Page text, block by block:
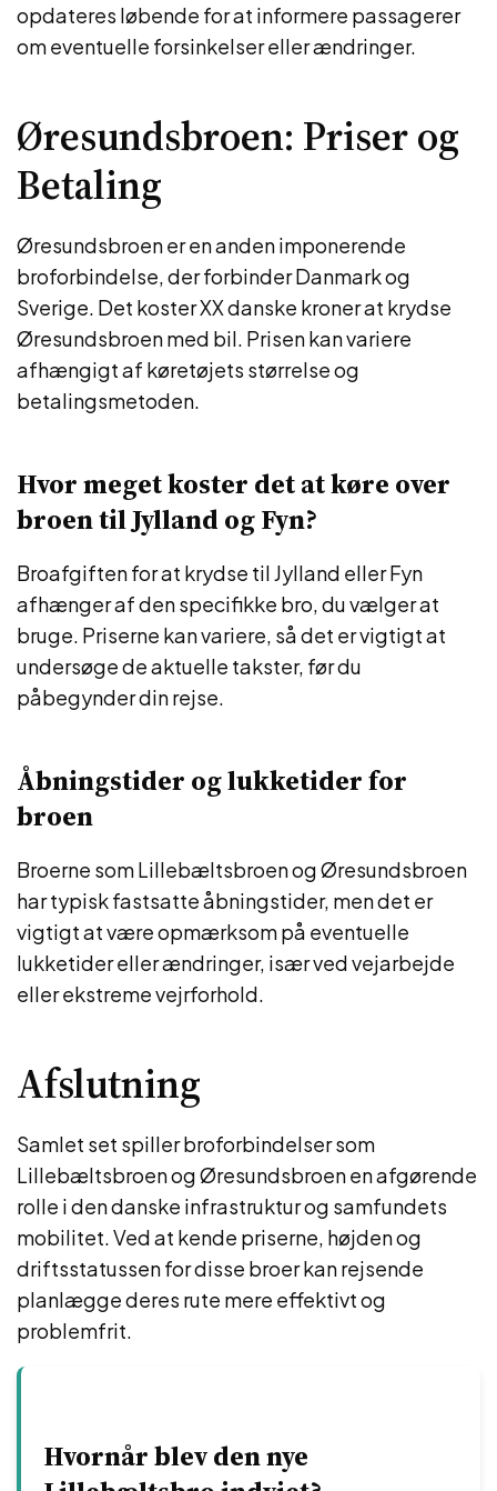
opdateres løbende for at informere passagerer
om eventuelle forsinkelser eller ændringer.
Øresundsbroen: Priser og
Betaling
Øresundsbroen er en anden imponerende
broforbindelse, der forbinder Danmark og
Sverige. Det koster XX danske kroner at krydse
Øresundsbroen med bil. Prisen kan variere
afhængigt af køretøjets størrelse og
betalingsmetoden.
Hvor meget koster det at køre over
broen til Jylland og Fyn?
Broafgiften for at krydse til Jylland eller Fyn
afhænger af den specifikke bro, du vælger at
bruge. Priserne kan variere, så det er vigtigt at
undersøge de aktuelle takster, før du
påbegynder din rejse.
Åbningstider og lukketider for
broen
Broerne som Lillebæltsbroen og Øresundsbroen
har typisk fastsatte åbningstider, men det er
vigtigt at være opmærksom på eventuelle
lukketider eller ændringer, især ved vejarbejde
eller ekstreme vejrforhold.
Afslutning
Samlet set spiller broforbindelser som
Lillebæltsbroen og Øresundsbroen en afgørende
rolle i den danske infrastruktur og samfundets
mobilitet. Ved at kende priserne, højden og
driftsstatussen for disse broer kan rejsende
planlægge deres rute mere effektivt og
problemfrit.
Hvornår blev den nye